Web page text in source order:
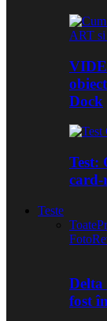
Dock
Test:
card-
Teste
Toate
Foto
Delta
fost